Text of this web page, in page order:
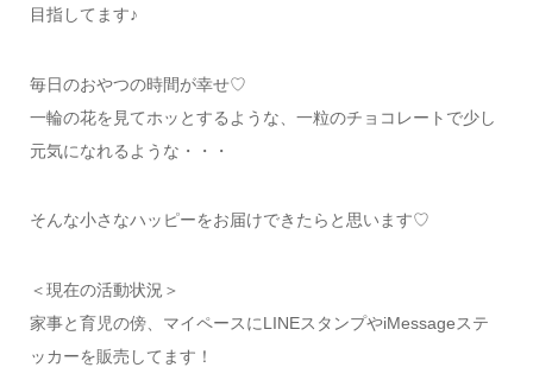
目指してます♪
毎日のおやつの時間が幸せ♡
一輪の花を見てホッとするような、一粒のチョコレートで少し
元気になれるような・・・
そんな小さなハッピーをお届けできたらと思います♡
＜現在の活動状況＞
家事と育児の傍、マイペースにLINEスタンプやiMessageステ
ッカーを販売してます！